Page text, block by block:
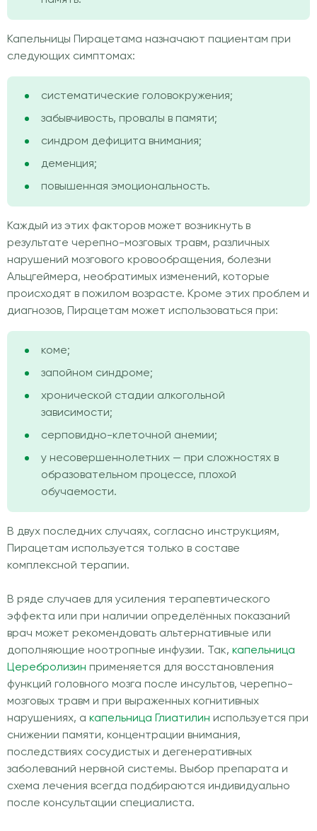
Капельницы Пирацетама назначают пациентам при
следующих симптомах:
систематические головокружения;
забывчивость, провалы в памяти;
синдром дефицита внимания;
деменция;
повышенная эмоциональность.
Каждый из этих факторов может возникнуть в
результате черепно-мозговых травм, различных
нарушений мозгового кровообращения, болезни
Альцгеймера, необратимых изменений, которые
происходят в пожилом возрасте. Кроме этих проблем и
диагнозов, Пирацетам может использоваться при:
коме;
запойном синдроме;
хронической стадии алкогольной
зависимости;
серповидно-клеточной анемии;
у несовершеннолетних — при сложностях в
образовательном процессе, плохой
обучаемости.
В двух последних случаях, согласно инструкциям,
Пирацетам используется только в составе
комплексной терапии.
В ряде случаев для усиления терапевтического
эффекта или при наличии определённых показаний
врач может рекомендовать альтернативные или
дополняющие ноотропные инфузии. Так, капельница
Церебролизин применяется для восстановления
функций головного мозга после инсультов, черепно-
мозговых травм и при выраженных когнитивных
нарушениях, а капельница Глиатилин используется при
снижении памяти, концентрации внимания,
последствиях сосудистых и дегенеративных
заболеваний нервной системы. Выбор препарата и
схема лечения всегда подбираются индивидуально
после консультации специалиста.